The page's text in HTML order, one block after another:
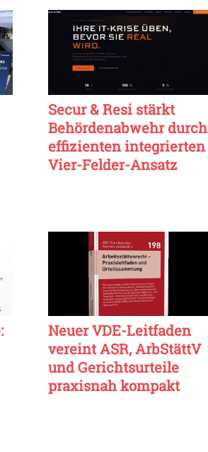
Secur & Resi stärkt
Behördenabwehr durch
effizienten integrierten
Vier-Felder-Ansatz
Neuer VDE-Leitfaden
vereint ASR, ArbStättV
und Gerichtsurteile
praxisnah kompakt